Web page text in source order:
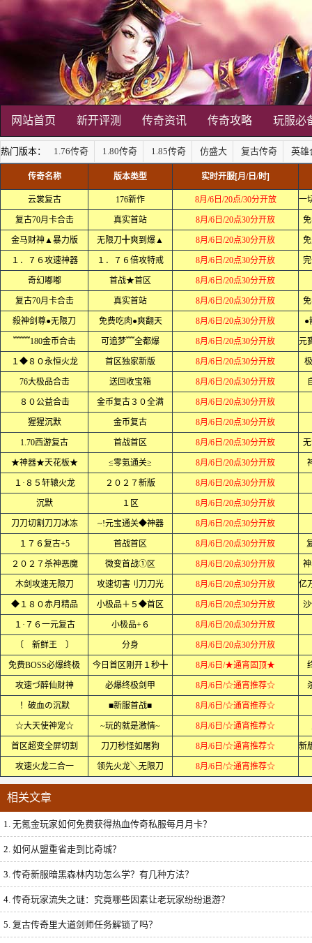
网站首页 新开评测 传奇资讯 传奇攻略 玩服必
热门版本： 1.76传奇 1.80传奇 1.85传奇 仿盛大 复古传奇 英雄
传奇名称 版本类型 实时开服[月/日/时]
云裳复古 176新作 8月/6日/20点/30分开放
复古70月卡合击 真实首站 8月/6日/20点30分开放
金马财神▲暴力版 无限刀╋爽到爆▲ 8月/6日/20点30分开放
１．７６攻速神器 １．７６倍攻特戒 8月/6日/20点30分开放
奇幻嘟嘟 首战★首区 8月/6日/20点30分开放
复古70月卡合击 真实首站 8月/6日/20点30分开放
殺神剑尊●无限刀 免费吃肉●爽翻天 8月/6日/20点30分开放 ●
﹌﹌180金币合击 可追梦﹌全都爆 8月/6日/20点30分开放
１◆８０永恒火龙 首区独家新版 8月/6日/20点30分开放
76大极品合击 送回收宝箱 8月/6日/20点30分开放
８０公益合击 金币复古３０全满 8月/6日/20点30分开放
猩猩沉默 金币复古 8月/6日/20点30分开放
1.70西游复古 首战首区 8月/6日/20点30分开放
★神器★天花板★ ≤零氪通关≥ 8月/6日/20点30分开放
１·８５轩辕火龙 ２０２７新版 8月/6日/20点30分开放
沉默 １区 8月/6日/20点30分开放
刀刀切割刀刀冰冻 ~!元宝通关◆神器 8月/6日/20点30分开放
１７６复古+5 首战首区 8月/6日/20点30分开放
２０２７杀神恶魔 微变首战①区 8月/6日/20点30分开放
木剑攻速无限刀 攻速切害刂刀刀光 8月/6日/20点30分开放
◆１８０赤月精品 小极品＋５◆首区 8月/6日/20点30分开放
１·７６一元复古 小极品+６ 8月/6日/20点30分开放
〔 新鲜王 〕 分身 8月/6日/20点30分开放
免费BOSS必爆终极 今日首区刚开１秒╋ 8月/6日/★通宵固顶★
攻速づ醉仙财神 必爆终极剑甲 8月/6日/☆通宵推荐☆
！破血の沉默 ■新服首战■ 8月/6日/☆通宵推荐☆
☆大天使神宠☆ ~玩的就是激情~ 8月/6日/☆通宵推荐☆
首区超变全屏切割 刀刀秒怪如屠狗 8月/6日/☆通宵推荐☆
攻速火龙二合一 领先火龙╲无限刀 8月/6日/☆通宵推荐☆
相关文章
1. 无氪金玩家如何免费获得热血传奇私服每月月卡？
2. 如何从盟重省走到比奇城？
3. 传奇新服暗黑森林内功怎么学？有几种方法？
4. 传奇玩家流失之谜：究竟哪些因素让老玩家纷纷退游？
5. 复古传奇里大道剑师任务解锁了吗？